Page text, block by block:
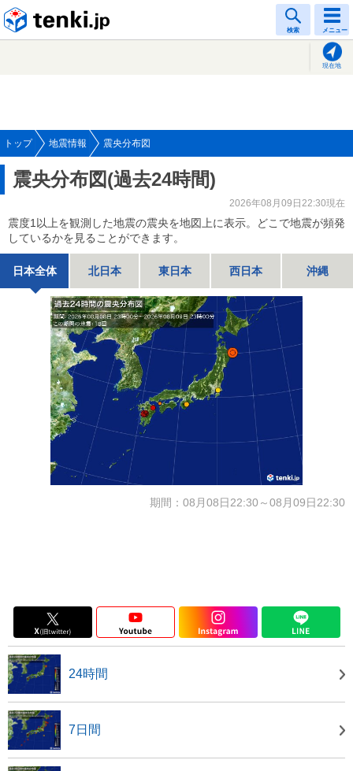
検索 メニュー
現在地
トップ 地震情報 震央分布図
震央分布図(過去24時間)
2026年08月09日22:30現在
震度1以上を観測した地震の震央を地図上に表示。どこで地震が頻発
しているかを見ることができます。
日本全体 北日本 東日本 西日本 沖縄
期間：08月08日22:30～08月09日22:30
24時間
7日間